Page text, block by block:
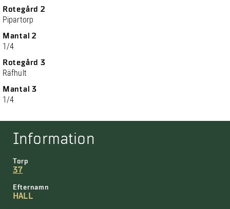
Rotegård 2
Pipartorp
Mantal 2
1/4
Rotegård 3
Räfhult
Mantal 3
1/4
Information
Torp
37
Efternamn
HALL